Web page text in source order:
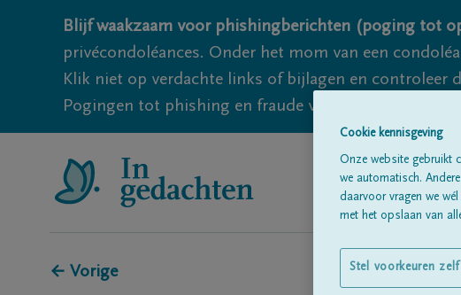
Blijf waakzaam voor phishingberichten (poging tot
privécondoléances. Onder het mom van een
Klik niet op verdachte links of bijlagen en controleer
Pogingen tot phishing en fraude vallen echter nooit
← Vorige
Cookie kennisgeving
Onze website gebruikt
we automatisch.
daarvoor vragen we
met het opslaan van
Stel voorkeuren